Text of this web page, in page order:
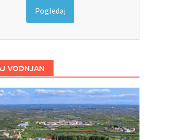
Pogledaj
VODNJAN